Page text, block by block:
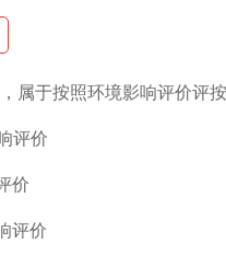
属于按照环境影响评价评
评价
价
评价